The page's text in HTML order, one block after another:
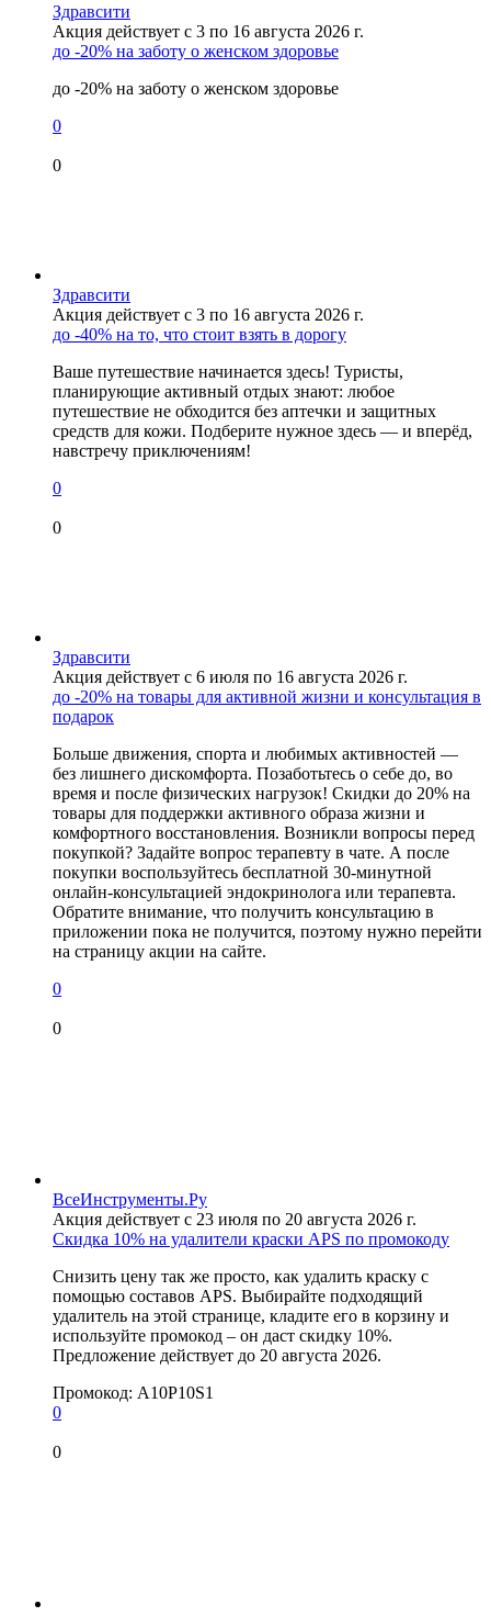
Здравсити
Акция действует с 3 по 16 августа 2026 г.
до -20% на заботу о женском здоровье
до -20% на заботу о женском здоровье
0
0
Здравсити
Акция действует с 3 по 16 августа 2026 г.
до -40% на то, что стоит взять в дорогу
Ваше путешествие начинается здесь! Туристы,
планирующие активный отдых знают: любое
путешествие не обходится без аптечки и защитных
средств для кожи. Подберите нужное здесь — и вперёд,
навстречу приключениям!
0
0
Здравсити
Акция действует с 6 июля по 16 августа 2026 г.
до -20% на товары для активной жизни и консультация в
подарок
Больше движения, спорта и любимых активностей —
без лишнего дискомфорта. Позаботьтесь о себе до, во
время и после физических нагрузок! Скидки до 20% на
товары для поддержки активного образа жизни и
комфортного восстановления. Возникли вопросы перед
покупкой? Задайте вопрос терапевту в чате. А после
покупки воспользуйтесь бесплатной 30-минутной
онлайн-консультацией эндокринолога или терапевта.
Обратите внимание, что получить консультацию в
приложении пока не получится, поэтому нужно перейти
на страницу акции на сайте.
0
0
ВсеИнструменты.Ру
Акция действует с 23 июля по 20 августа 2026 г.
Скидка 10% на удалители краски APS по промокоду
Снизить цену так же просто, как удалить краску с
помощью составов APS. Выбирайте подходящий
удалитель на этой странице, кладите его в корзину и
используйте промокод – он даст скидку 10%.
Предложение действует до 20 августа 2026.
Промокод: A10P10S1
0
0